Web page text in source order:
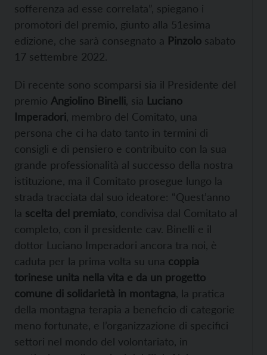
sofferenza ad esse correlata”, spiegano i
promotori del premio, giunto alla 51esima
edizione, che sarà consegnato a Pinzolo sabato
17 settembre 2022.
Di recente sono scomparsi sia il Presidente del
premio Angiolino Binelli , sia Luciano
Imperadori , membro del Comitato, una
persona che ci ha dato tanto in termini di
consigli e di pensiero e contribuito con la sua
grande professionalità al successo della nostra
istituzione, ma il Comitato prosegue lungo la
strada tracciata dal suo ideatore: “Quest’anno
la scelta del premiato , condivisa dal Comitato al
completo, con il presidente cav. Binelli e il
dottor Luciano Imperadori ancora tra noi, è
caduta per la prima volta su una coppia
torinese unita nella vita e da un progetto
comune di solidarietà in montagna , la pratica
della montagna terapia a beneficio di categorie
meno fortunate, e l’organizzazione di specifici
settori nel mondo del volontariato, in